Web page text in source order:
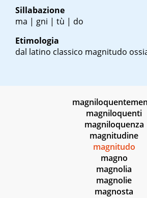
Sillabazione
ma | gni | tù | do
Etimologia
dal latino classico magnitudo
magniloquenti
magniloquenza
magnitudine
magnitudo
magno
magnolia
magnolie
magnosta